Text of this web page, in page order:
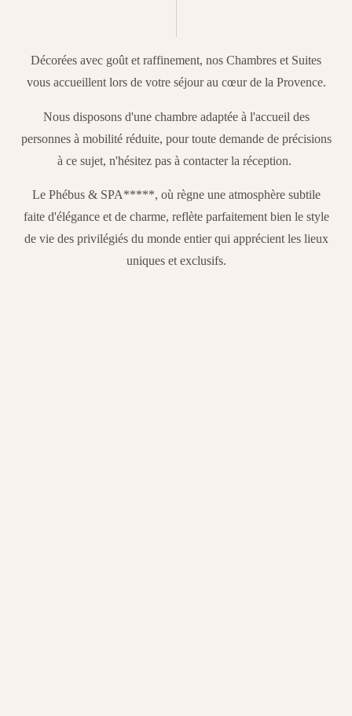
Décorées avec goût et raffinement, nos Chambres et Suites
vous accueillent lors de votre séjour au cœur de la Provence.
Nous disposons d'une chambre adaptée à l'accueil des
personnes à mobilité réduite, pour toute demande de précisions
à ce sujet, n'hésitez pas à contacter la réception.
Le Phébus & SPA*****, où règne une atmosphère subtile
faite d'élégance et de charme, reflète parfaitement bien le style
de vie des privilégiés du monde entier qui apprécient les lieux
uniques et exclusifs.